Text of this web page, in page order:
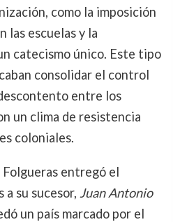
como la imposición
las escuelas y la
catecismo único. Este tipo
consolidar el control
entre los
un clima de resistencia
coloniales.
entregó el
su sucesor, Juan Antonio
un país marcado por el